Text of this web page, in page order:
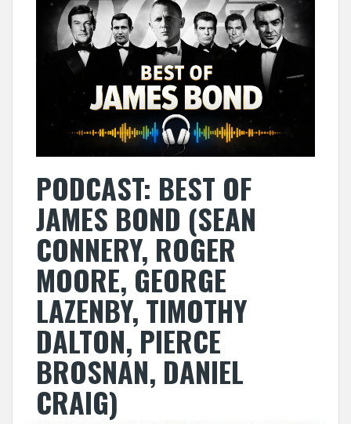
PODCAST: BEST OF
JAMES BOND (SEAN
CONNERY, ROGER
MOORE, GEORGE
LAZENBY, TIMOTHY
DALTON, PIERCE
BROSNAN, DANIEL
CRAIG)